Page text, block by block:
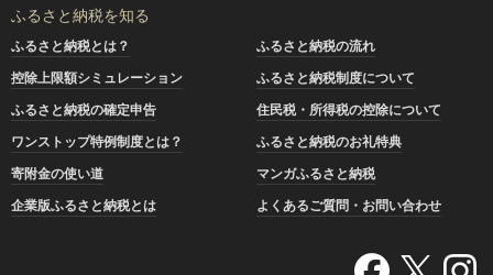
ふるさと納税を知る
ふるさと納税とは？
ふるさと納税の流れ
控除上限額シミュレーション
ふるさと納税制度について
ふるさと納税の確定申告
住民税・所得税の控除について
ワンストップ特例制度とは？
ふるさと納税のお礼特典
寄附金の使い道
マンガふるさと納税
企業版ふるさと納税とは
よくあるご質問・お問い合わせ